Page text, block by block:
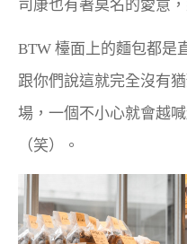
司康也有著莫名的愛意
BTW 檯面上的麵包都是
跟你們說這就完全沒有
場，一個不小心就會越
（笑）。